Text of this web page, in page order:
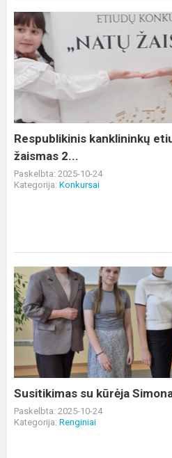
Respublikinis
kanklininkų
etiudų
konkursas
„Natų
žaismas
2...
Respublikinis kanklininkų
žaismas 2...
Paskelbta: 2025-10-24
Kategorija: Konkursai
Susitikimas
su
kūrėja
Simona
Šara
Susitikimas su kūrėja
Paskelbta: 2025-10-24
Kategorija: Renginiai